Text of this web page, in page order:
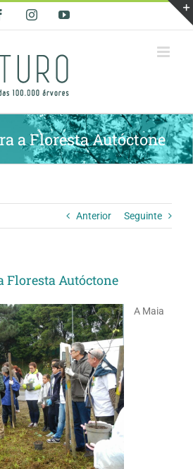
FacebookInstagramYouTube
a Floresta Autóctone
Anterior Seguinte
Floresta Autóctone
A Maia